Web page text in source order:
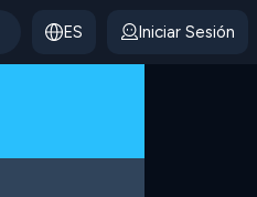
ES Iniciar Sesión